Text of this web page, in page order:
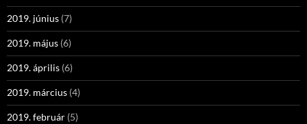
2019. június (7)
2019. május (6)
2019. április (6)
2019. március (4)
2019. február (5)